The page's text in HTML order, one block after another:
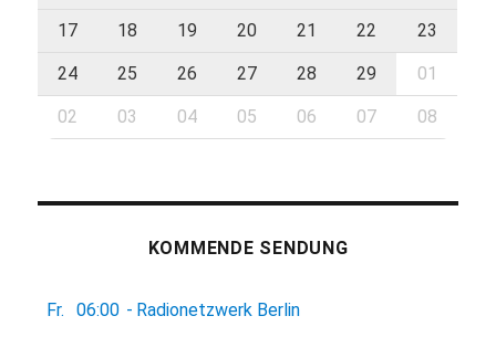
17 18 19 20 21 22 23
24 25 26 27 28 29 01
02 03 04 05 06 07 08
KOMMENDE SENDUNG
Fr. 06:00 - Radionetzwerk Berlin